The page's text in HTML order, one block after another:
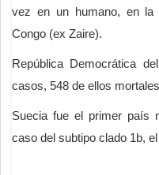
vez en un humano, en la
Congo (ex Zaire).
República Democrática
casos, 548 de ellos
Suecia fue el primer país
caso del subtipo clado 1b,